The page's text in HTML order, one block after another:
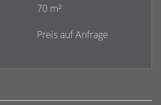
70 m²
Preis auf Anfrage